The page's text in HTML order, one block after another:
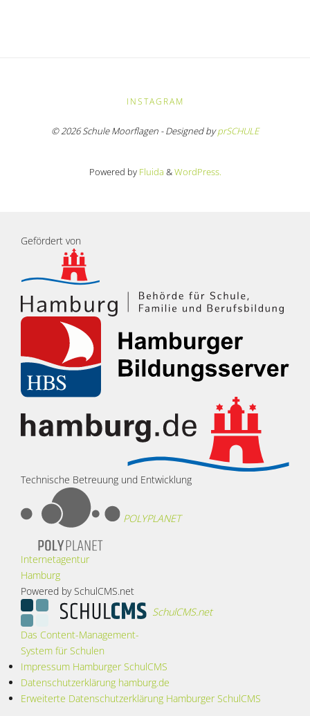
INSTAGRAM
© 2026 Schule Moorflagen - Designed byprSCHULE
Powered byFluida &WordPress.
Gefördert von
Technische Betreuung und Entwicklung
POLYPLANET
Internetagentur
Hamburg
Powered by SchulCMS.net
SchulCMS.net
Das Content-Management-
System für Schulen
Impressum Hamburger SchulCMS
Datenschutzerklärung hamburg.de
Erweiterte Datenschutzerklärung Hamburger SchulCMS